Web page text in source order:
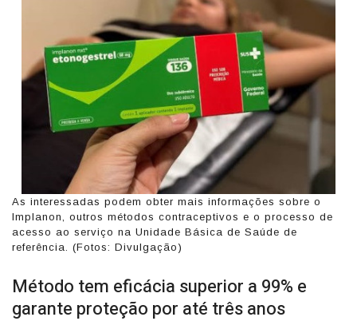
As interessadas podem obter mais informações sobre o
Implanon, outros métodos contraceptivos e o processo de
acesso ao serviço na Unidade Básica de Saúde de
referência. (Fotos: Divulgação)
Método tem eficácia superior a 99% e
garante proteção por até três anos